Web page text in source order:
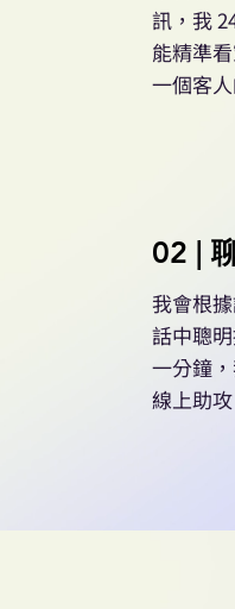
訊，我
能精準
一個客
02 |
我會根
話中聰
一分鐘
線上助攻